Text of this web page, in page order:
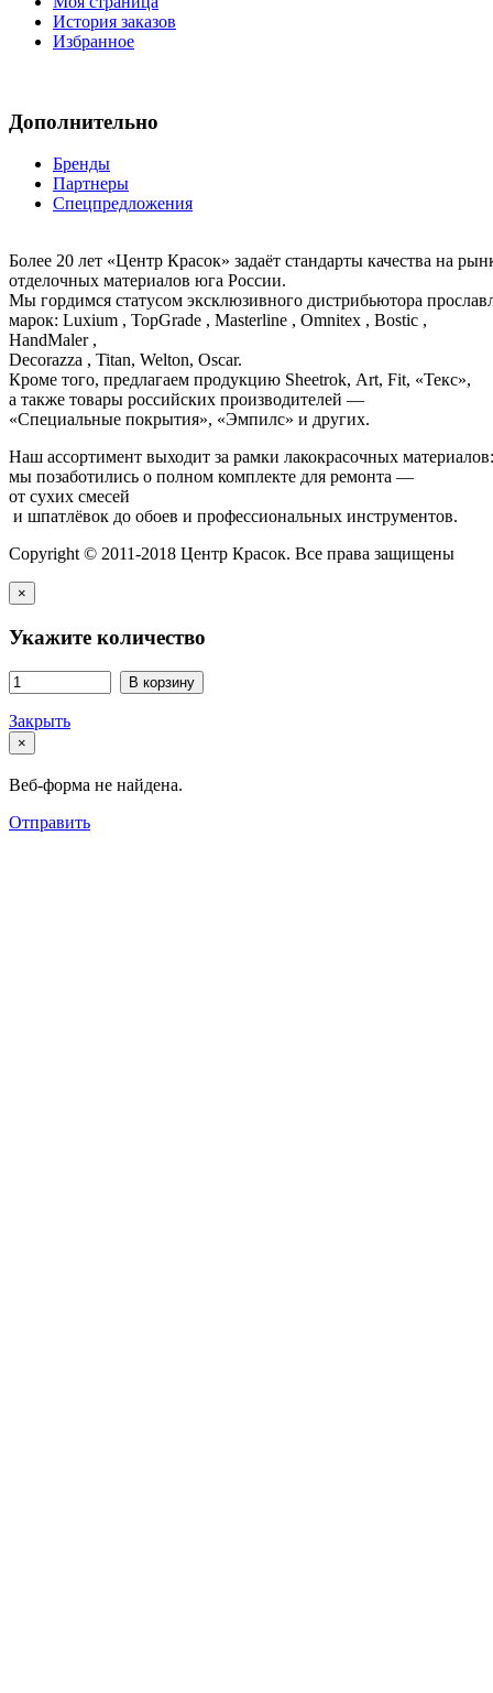
История заказов
Избранное
Дополнительно
Бренды
Партнеры
Спецпредложения
Более 20 лет «Центр Красок» задаёт стандарты качества на
отделочных материалов юга России.
Мы гордимся статусом эксклюзивного дистрибьютора
марок: Luxium , TopGrade , Masterline , Omnitex , Bostic ,
HandMaler ,
Decorazza , Titan, Welton, Oscar.
Кроме того, предлагаем продукцию Sheetrok, Art, Fit, «Текс»,
а также товары российских производителей —
«Специальные покрытия», «Эмпилс» и других.
Наш ассортимент выходит за рамки лакокрасочных
мы позаботились о полном комплекте для ремонта —
от сухих смесей
и шпатлёвок до обоев и профессиональных инструментов.
Copyright © 2011-2018 Центр Красок. Все права защищены
×
Укажите количество
В корзину
Закрыть
×
Веб-форма не найдена.
Отправить